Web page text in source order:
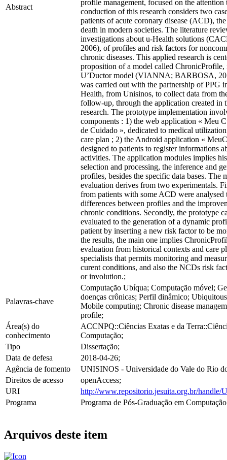
Abstract
profile management, focused on the
conduction of this research considers two
patients of acute coronary disease (ACD),
death in modern societies. The literature
investigations about u-Health solutions
2006), of profiles and risk factors for
chronic diseases. This applied research is
proposition of a model called ChronicProfile,
U’Ductor model (VIANNA; BARBOSA,
was carried out with the partnership of PPG
Health, from Unisinos, to collect data from
follow-up, through the application created in
research. The prototype implementation
components : 1) the web application « Meu
de Cuidado », dedicated to medical
care plan ; 2) the Android application «
designed to patients to register informations
activities. The application modules implies
selection and processing, the inference and
profiles, besides the specific data bases. The
evaluation derives from two experimentals.
from patients with some ACD were analysed
differences between profiles and the
chronic conditions. Secondly, the prototype
evaluated to the generation of a dynamic
patient by inserting a new risk factor to be
the results, the main one implies
evaluation from historical contexts and care
specialists that permits monitoring and
curent conditions, and also the NCDs risk
or involution.;
Palavras-chave
Computação Ubíqua; Computação móvel;
doenças crônicas; Perfil dinâmico;
Mobile computing; Chronic disease
profile;
Área(s) do
conhecimento
ACCNPQ::Ciências Exatas e da
Computação;
Tipo
Dissertação;
Data de defesa
2018-04-26;
Agência de fomento
UNISINOS - Universidade do Vale do Rio
Direitos de acesso
openAccess;
URI
http://www.repositorio.jesuita.org.br/handle/
Programa
Programa de Pós-Graduação em
Arquivos deste item